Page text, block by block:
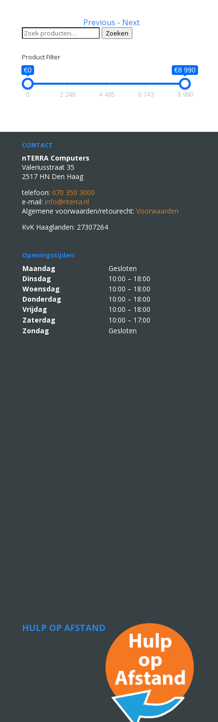
Previous - Next
Zoeken
naar:
Zoeken
Product Filter
€0 €8 990
0 2 248 4 495 6 743 8 990
CONTACT
nTERRA Computers
Valeriusstraat 35
2517 HN Den Haag
telefoon: 070 350 3000
e-mail: info@nterra.nl
Algemene voorwaarden/retourecht: Voorwaarden
KvK Haaglanden: 27307264
Openingstijden:
Maandag
Gesloten
Dinsdag
10:00 – 18:00
Woensdag
10:00 – 18:00
Donderdag
10:00 – 18:00
Vrijdag
10:00 – 18:00
Zaterdag
10:00 – 17:00
Zondag
Gesloten
HULP OP AFSTAND